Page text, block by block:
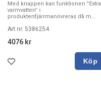
Med knappen kan funktionen ”Extra
varmvatten” i
produktenfjärrmanövreras då m...
Art nr. 5386254
4076 kr
Köp